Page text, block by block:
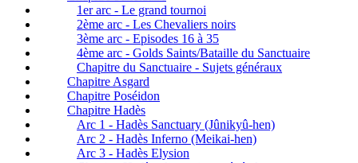
1er arc - Le grand tournoi
2ème arc - Les Chevaliers noirs
3ème arc - Episodes 16 à 35
4ème arc - Golds Saints/Bataille du Sanctuaire
Chapitre du Sanctuaire - Sujets généraux
Chapitre Asgard
Chapitre Poséidon
Chapitre Hadès
Arc 1 - Hadès Sanctuary (Jûnikyû-hen)
Arc 2 - Hadès Inferno (Meikai-hen)
Arc 3 - Hadès Elysion